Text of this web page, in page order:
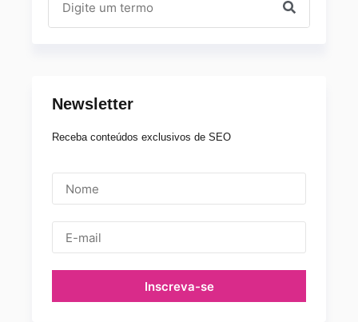
Newsletter
Receba conteúdos exclusivos de SEO
Inscreva-se